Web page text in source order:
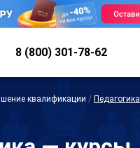
8 (800) 301-78-62
квалификации / Педагогика